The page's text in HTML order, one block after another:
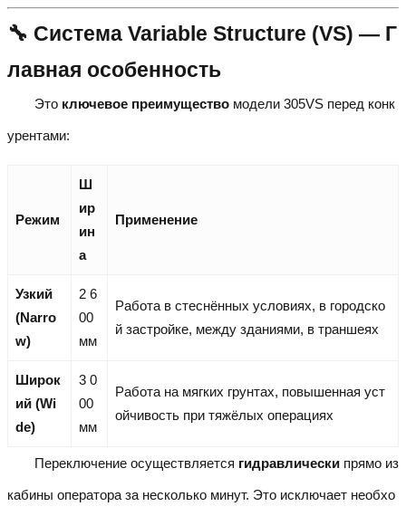
🔧 Система Variable Structure (VS) — Г
лавная особенность
Это ключевое преимущество модели 305VS перед конк
урентами:
Режим
Ш
ир
ин
а
Применение
Узкий
(Narro
w)
2 6
00
мм
Работа в стеснённых условиях, в городско
й застройке, между зданиями, в траншеях
Широк
ий (Wi
de)
3 0
00
мм
Работа на мягких грунтах, повышенная уст
ойчивость при тяжёлых операциях
Переключение осуществляется гидравлически прямо из
кабины оператора за несколько минут. Это исключает необхо